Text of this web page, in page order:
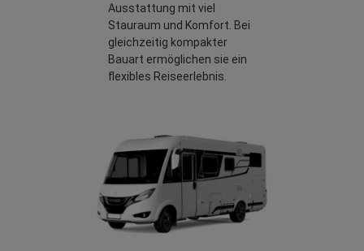
Ausstattung mit viel
Stauraum und Komfort. Bei
gleichzeitig kompakter
Bauart ermöglichen sie ein
flexibles Reiseerlebnis.